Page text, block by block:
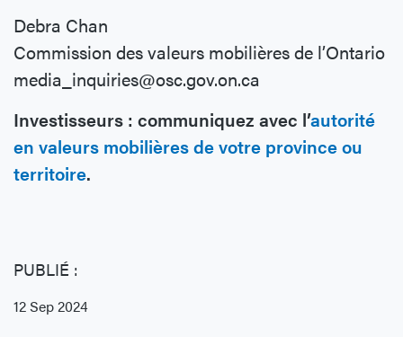
PUBLIÉ :
12 Sep 2024
Debra Chan
Commission des valeurs mobilières de l’Ontario
media_inquiries@osc.gov.on.ca
Investisseurs : communiquez avec l’autorité
en valeurs mobilières de votre province ou
territoire.